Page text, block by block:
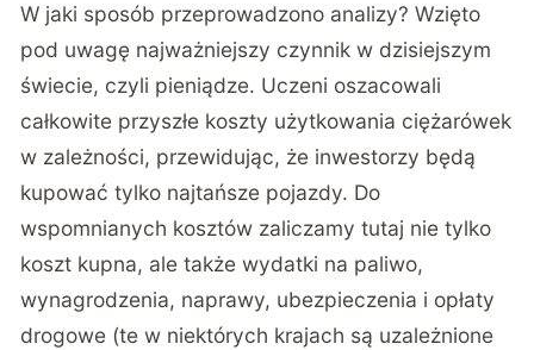
W jaki sposób przeprowadzono analizy? Wzięto
pod uwagę najważniejszy czynnik w dzisiejszym
świecie, czyli pieniądze. Uczeni oszacowali
całkowite przyszłe koszty użytkowania ciężarówek
w zależności, przewidując, że inwestorzy będą
kupować tylko najtańsze pojazdy. Do
wspomnianych kosztów zaliczamy tutaj nie tylko
koszt kupna, ale także wydatki na paliwo,
wynagrodzenia, naprawy, ubezpieczenia i opłaty
drogowe (te w niektórych krajach są uzależnione